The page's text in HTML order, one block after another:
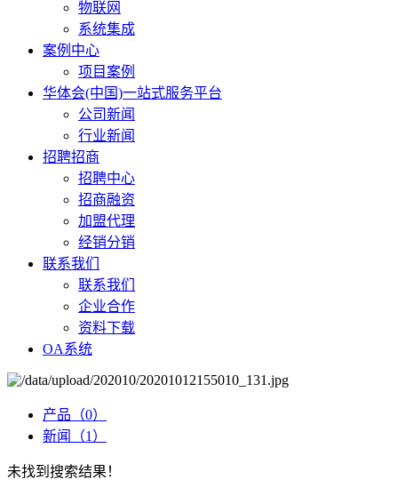
物联网
系统集成
案例中心
项目案例
华体会(中国)一站式服务平台
公司新闻
行业新闻
招聘招商
招聘中心
招商融资
加盟代理
经销分销
联系我们
联系我们
企业合作
资料下载
OA系统
产品（0）
新闻（1）
未找到搜索结果！